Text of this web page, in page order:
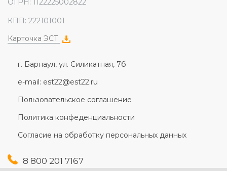
ОГРН: 1122225002822
КПП: 222101001
Карточка ЭСТ
г. Барнаул, ул. Силикатная, 7б
e-mail: est22@est22.ru
Пользовательское соглашение
Политика конфеденциальности
Согласие на обработку персональных данных
8 800 201 7167